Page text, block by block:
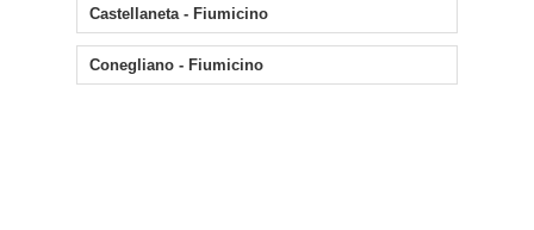
Castellaneta - Fiumicino
Conegliano - Fiumicino